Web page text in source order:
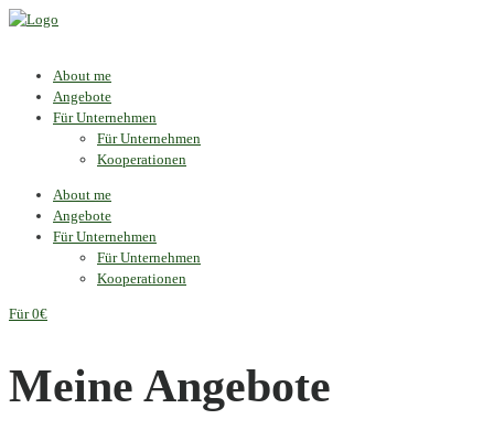
About me
Angebote
Für Unternehmen
Für Unternehmen
Kooperationen
About me
Angebote
Für Unternehmen
Für Unternehmen
Kooperationen
Für 0€
Meine Angebote